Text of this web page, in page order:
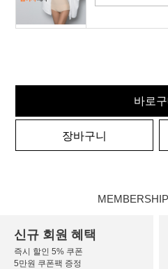
바로구
장바구니
신규 회원 혜택
즉시 할인 5% 쿠폰
5만원 쿠폰팩 증정